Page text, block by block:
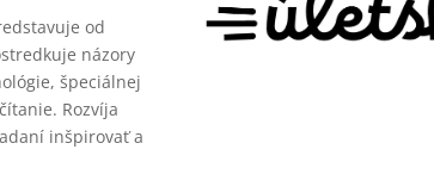
od
názory
špeciálnej
Rozvíja
inšpirovať a